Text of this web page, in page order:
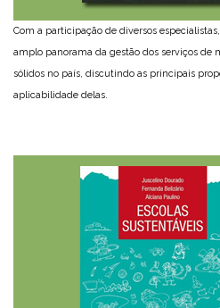
Com a participação de diversos
amplo panorama da gestão dos serviços de
sólidos no país, discutindo as principais
aplicabilidade delas.